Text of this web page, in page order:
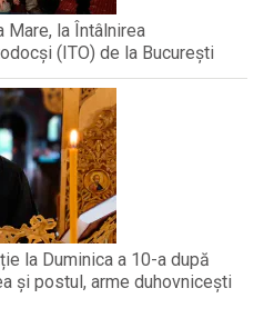
Mare, la Întâlnirea
(ITO) de la București
la Duminica a 10-a după
și postul, arme duhovnicești